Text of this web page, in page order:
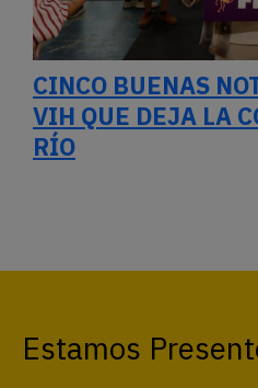
CINCO BUENAS
VIH QUE DEJA LA
RÍO
Estamos